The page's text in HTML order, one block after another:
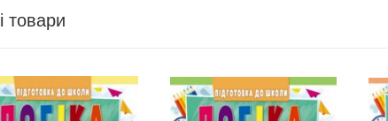
товари